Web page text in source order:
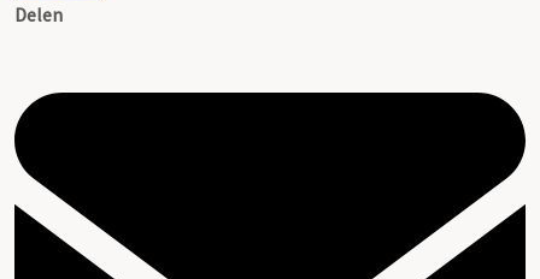
Delen